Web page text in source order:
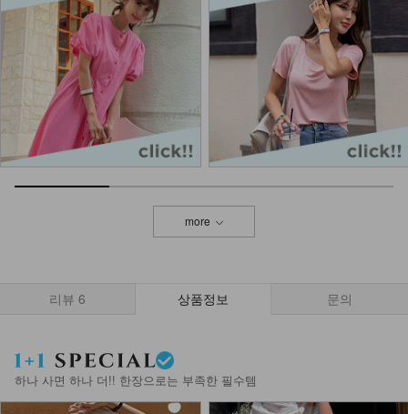
more
리뷰 6 상품정보 문의
하나 사면 하나 더!! 한장으로는 부족한 필수템